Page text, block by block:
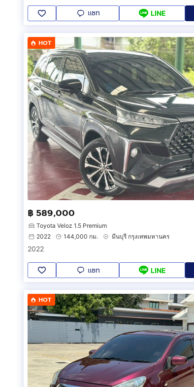
แชท LINE
HOT
฿ 589,000
Toyota Veloz 1.5 Premium
2022
144,000 กม. มีนบุรี กรุงเทพมหานคร
2022
แชท LINE
HOT